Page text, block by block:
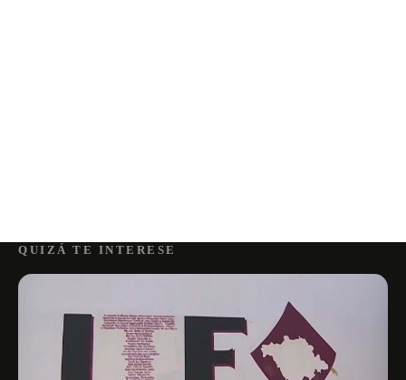
QUIZÁ TE INTERESE